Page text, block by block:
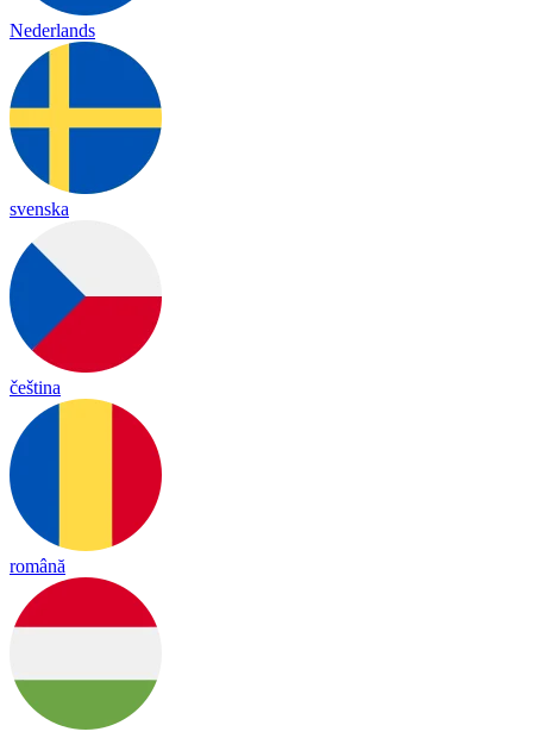
Nederlands
svenska
čeština
română